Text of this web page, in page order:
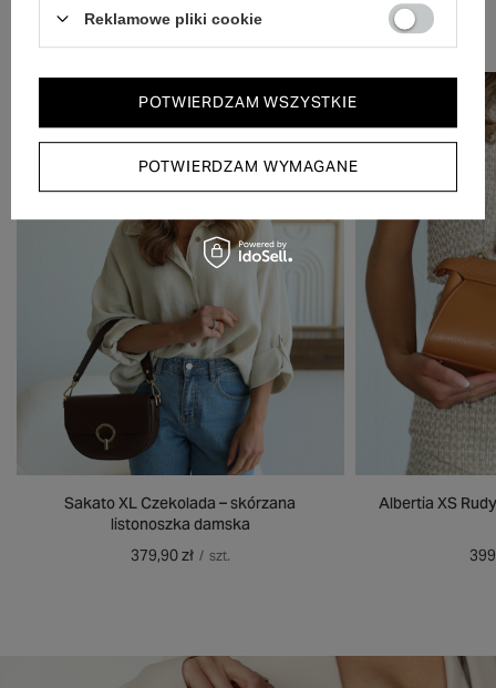
Zobacz również
Sakato XL Czekolada – skórzana
listonoszka damska
379,90 zł / szt.
Albertia XS
Reklamowe pliki cookie
POTWIERDZAM WYMAGANE
POTWIERDZAM WSZYSTKIE